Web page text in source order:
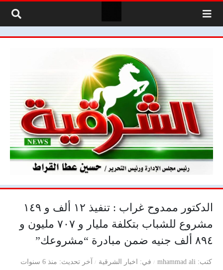
الدكتور ممدوح غراب : تنفيذ ١٢ ألف و ١٤٩
مشروع للشباب بتكلفة مليار و ٧٠٧ مليون و
٨٩٤ ألف جنيه ضمن مبادرة “مشروعك”
كتب mhammad ali في اخبار الشرقية آخر تحديث منذ 6 سنوات